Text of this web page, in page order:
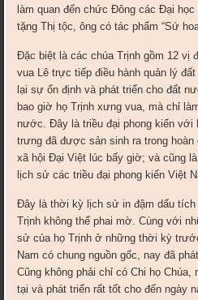
làm quan đến chức Đông các Đại
tặng Thị tộc, ông có tác phẩm “Sứ
Đặc biệt là các chúa Trịnh gồm 12 vị
vua Lê trực tiếp điều hành quản lý
lại sự ổn định và phát triển cho đất
bao giờ họ Trịnh xưng vua, mà chỉ
nước. Đây là triều đại phong kiến với
trưng đã được sản sinh ra trong
xã hội Đại Việt lúc bấy giờ; và cũng
lịch sử các triều đại phong kiến Việt
Đây là thời kỳ lịch sử in đậm dấu
Trịnh không thể phai mờ. Cùng với
sử của họ Trịnh ở những thời kỳ
Nam có chung nguồn gốc, nay đã
Cũng không phải chỉ có Chi họ
tại và phát triển rất tốt cho đến ngày